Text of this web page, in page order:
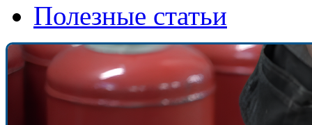
Полезные статьи